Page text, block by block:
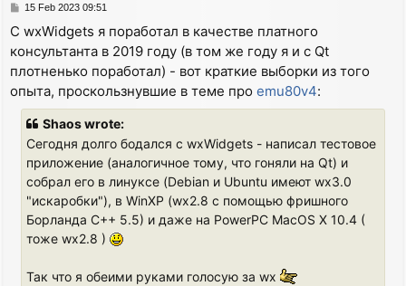
P
s
t
15 Feb 2023 09:51
C wxWidgets я поработал в качестве платного
консультанта в 2019 году (в том же году я и с Qt
плотненько поработал) - вот краткие выборки из того
опыта, проскользнувшие в теме про emu80v4:
Shaos wrote:
Сегодня долго бодался с wxWidgets - написал тестовое
приложение (аналогичное тому, что гоняли на Qt) и
собрал его в линуксе (Debian и Ubuntu имеют wx3.0
"искаробки"), в WinXP (wx2.8 с помощью фришного
Борланда C++ 5.5) и даже на PowerPC MacOS X 10.4 (
тоже wx2.8 )
Так что я обеими руками голосую за wx